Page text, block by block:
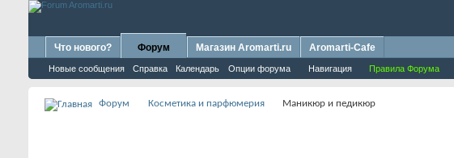
Что нового? Форум
Новые сообщения Справка Календарь Опции форума Навигация Правила Форума
Магазин Aromarti.ru Aromarti-Cafe
Форум Косметика и парфюмерия Маникюр и педикюр